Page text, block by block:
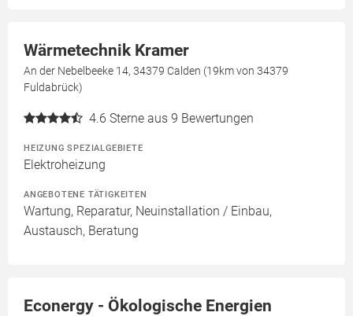
Wärmetechnik Kramer
An der Nebelbeeke 14, 34379 Calden (19km von 34379
Fuldabrück)
4.6 Sterne aus 9 Bewertungen
HEIZUNG SPEZIALGEBIETE
Elektroheizung
ANGEBOTENE TÄTIGKEITEN
Wartung, Reparatur, Neuinstallation / Einbau,
Austausch, Beratung
Econergy - Ökologische Energien